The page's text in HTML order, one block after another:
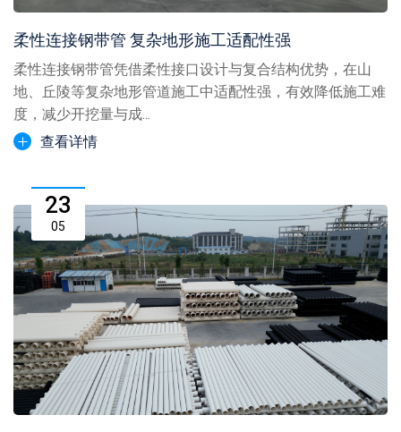
柔性连接钢带管 复杂地形施工适配性强
柔性连接钢带管凭借柔性接口设计与复合结构优势，在山
地、丘陵等复杂地形管道施工中适配性强，有效降低施工难
度，减少开挖量与成...
查看详情
23
05